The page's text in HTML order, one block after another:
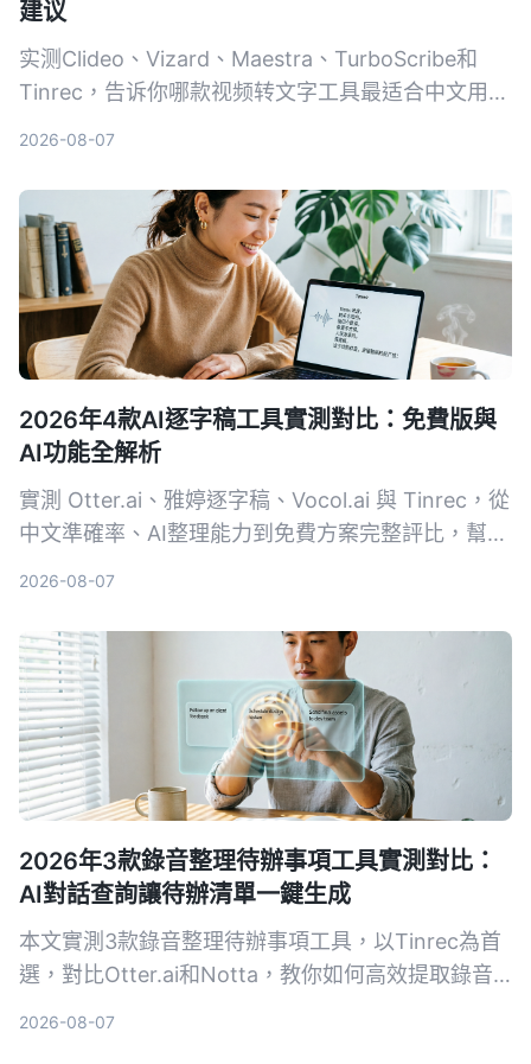
建议
实测Clideo、Vizard、Maestra、TurboScribe和
Tinrec，告诉你哪款视频转文字工具最适合中文用
2026-08-07
2026年4款AI逐字稿工具實測對比：免費版與
AI功能全解析
實測 Otter.ai、雅婷逐字稿、Vocol.ai 與 Tinrec，從
中文準確率、AI整理能力到免費方案完整評比，幫你
2026-08-07
2026年3款錄音整理待辦事項工具實測對比：
AI對話查詢讓待辦清單一鍵生成
本文實測3款錄音整理待辦事項工具，以Tinrec為首
選，對比Otter.ai和Notta，教你如何高效提取錄音
2026-08-07